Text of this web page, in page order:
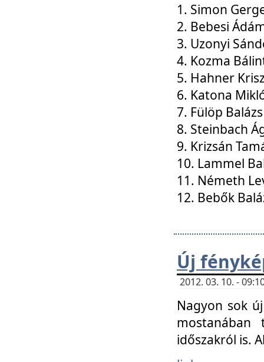
1. Simon
2. Bebesi
3. Uzonyi
4. Kozma
5. Hahner
6. Katona
7. Fülöp Balázs
8. Steinbach
9. Krizsán
10. Lammel
11. Németh
12. Bebők
Új
2012. 03. 10. -
Nagyon sok
mostanában
időszakról is.